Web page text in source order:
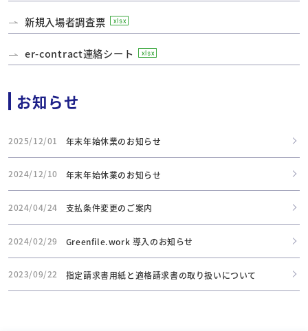
新規入場者調査票
er-contract連絡シート
お知らせ
2025/12/01 年末年始休業のお知らせ
2024/12/10 年末年始休業のお知らせ
2024/04/24 支払条件変更のご案内
2024/02/29 Greenfile.work 導入のお知らせ
2023/09/22 指定請求書用紙と適格請求書の取り扱いについて